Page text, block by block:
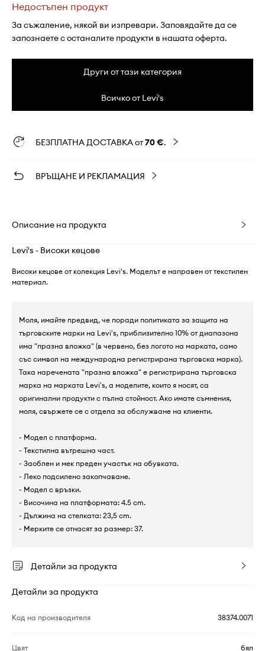
Недостъпен продукт
За съжаление, някой ви изпревари. Заповядайте да се
запознаете с останалите продукти в нашата оферта.
Други от тази категория
Всичко от Levi's
БЕЗПЛАТНА ДОСТАВКА от70 €.
ВРЪЩАНЕ И РЕКЛАМАЦИЯ
Описание на продукта
Levi's - Високи кецове
Високи кецове от колекция Levi's. Моделът е направен от текстилен
материал.
Моля, имайте предвид, че поради политиката за защита на
търговските марки на Levi's, приблизително 10% от диапазона
има "празна вложка" (в червено, без логото на марката, само
със символ на международна регистрирана търговска марка).
Така наречената "празна вложка" е регистрирана търговска
марка на марката Levi's, а моделите, които я носят, са
оригинални продукти с пълна стойност. Ако имате съмнения,
моля, свържете се с отдела за обслужване на клиенти.
- Модел с платформа.
- Текстилна вътрешна част.
- Заоблен и мек преден участък на обувката.
- Леко подсилено закопчаване.
- Модел с връзки.
- Височина на платформата: 4.5 cm.
- Дължина на стелката: 23,5 cm.
- Мерките се отнасят за размер: 37.
Детайли за продукта
Детайли за продукта
Код на производителя 38374.0071
Цвят бял